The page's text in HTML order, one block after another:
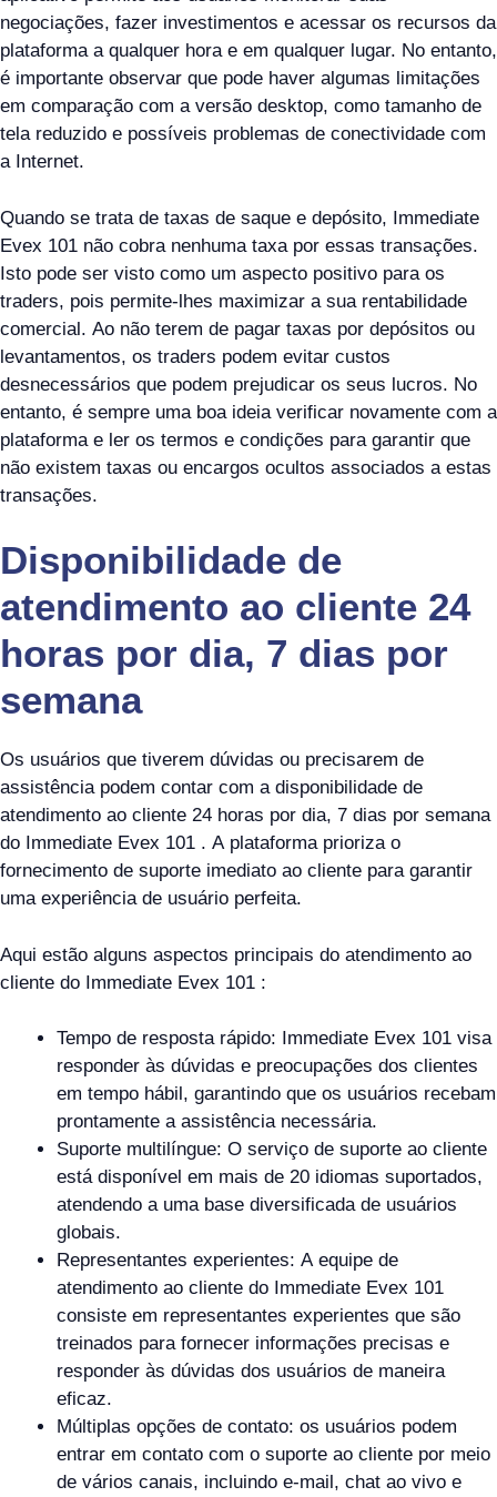
negociações, fazer investimentos e acessar os recursos da
plataforma a qualquer hora e em qualquer lugar. No entanto,
é importante observar que pode haver algumas limitações
em comparação com a versão desktop, como tamanho de
tela reduzido e possíveis problemas de conectividade com
a Internet.
Quando se trata de taxas de saque e depósito, Immediate
Evex 101 não cobra nenhuma taxa por essas transações.
Isto pode ser visto como um aspecto positivo para os
traders, pois permite-lhes maximizar a sua rentabilidade
comercial. Ao não terem de pagar taxas por depósitos ou
levantamentos, os traders podem evitar custos
desnecessários que podem prejudicar os seus lucros. No
entanto, é sempre uma boa ideia verificar novamente com a
plataforma e ler os termos e condições para garantir que
não existem taxas ou encargos ocultos associados a estas
transações.
Disponibilidade de
atendimento ao cliente 24
horas por dia, 7 dias por
semana
Os usuários que tiverem dúvidas ou precisarem de
assistência podem contar com a disponibilidade de
atendimento ao cliente 24 horas por dia, 7 dias por semana
do Immediate Evex 101 . A plataforma prioriza o
fornecimento de suporte imediato ao cliente para garantir
uma experiência de usuário perfeita.
Aqui estão alguns aspectos principais do atendimento ao
cliente do Immediate Evex 101 :
Tempo de resposta rápido: Immediate Evex 101 visa
responder às dúvidas e preocupações dos clientes
em tempo hábil, garantindo que os usuários recebam
prontamente a assistência necessária.
Suporte multilíngue: O serviço de suporte ao cliente
está disponível em mais de 20 idiomas suportados,
atendendo a uma base diversificada de usuários
globais.
Representantes experientes: A equipe de
atendimento ao cliente do Immediate Evex 101
consiste em representantes experientes que são
treinados para fornecer informações precisas e
responder às dúvidas dos usuários de maneira
eficaz.
Múltiplas opções de contato: os usuários podem
entrar em contato com o suporte ao cliente por meio
de vários canais, incluindo e-mail, chat ao vivo e